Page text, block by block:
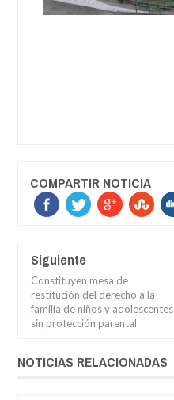
COMPARTIR NOTICIA
Siguiente
Constituyen mesa de
restitución del derecho a la
familia de niños y adolescentes
sin protección parental
NOTICIAS RELACIONADAS